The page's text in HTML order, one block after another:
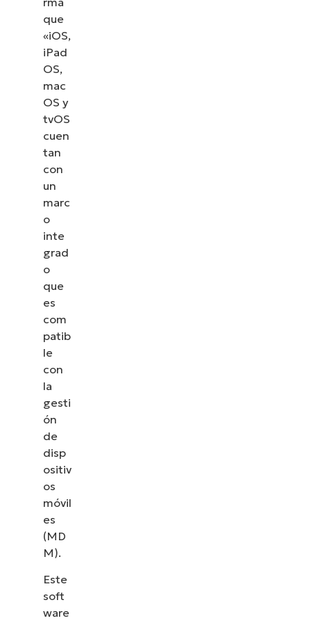
que
«iOS,
iPad
OS,
mac
OS y
tvOS
cuen
tan
con
un
marc
o
inte
grad
o
que
es
com
patib
le
con
la
gesti
ón
de
disp
ositiv
os
móvil
es
(MD
M).
Este
soft
ware
Descubre NinjaOne en
Explora nuestras demos bajo demanda y descubre